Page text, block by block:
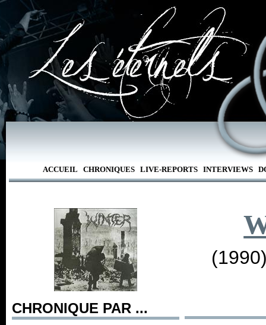
ACCUEIL CHRONIQUES LIVE-REPORTS INTERVIEWS
CHRONIQUE PAR ...